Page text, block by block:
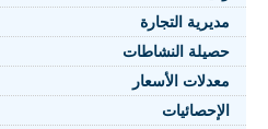
النصوص 2021
FRANÇAIS
مديرية التجارة
حصيلة النشاطات
معدلات الأسعار
الإحصائيات